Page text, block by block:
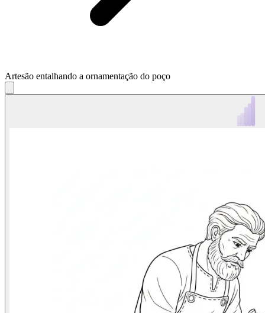
Artesão entalhando a ornamentação do poço